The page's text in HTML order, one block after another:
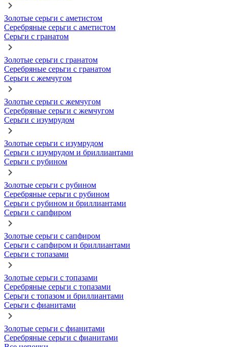
Золотые серьги с аметистом
Серебряные серьги с аметистом
Серьги с гранатом
Золотые серьги с гранатом
Серебряные серьги с гранатом
Серьги с жемчугом
Золотые серьги с жемчугом
Серебряные серьги с жемчугом
Серьги с изумрудом
Золотые серьги с изумрудом
Серьги с изумрудом и бриллиантами
Серьги с рубином
Золотые серьги с рубином
Серебряные серьги с рубином
Серьги с рубином и бриллиантами
Серьги с сапфиром
Золотые серьги с сапфиром
Серьги с сапфиром и бриллиантами
Серьги с топазами
Золотые серьги с топазами
Серебряные серьги с топазами
Серьги с топазом и бриллиантами
Серьги с фианитами
Золотые серьги с фианитами
Серебряные серьги с фианитами